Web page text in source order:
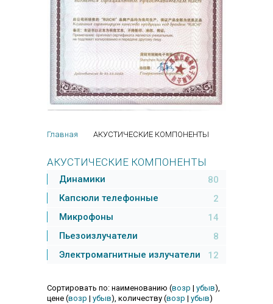
Главная АКУСТИЧЕСКИЕ КОМПОНЕНТЫ
АКУСТИЧЕСКИЕ КОМПОНЕНТЫ
Динамики
80
Капсюли телефонные
2
Микрофоны
14
Пьезоизлучатели
8
Электромагнитные излучатели
12
Сортировать по: наименованию (возр | убыв),
цене (возр | убыв), количеству (возр | убыв)